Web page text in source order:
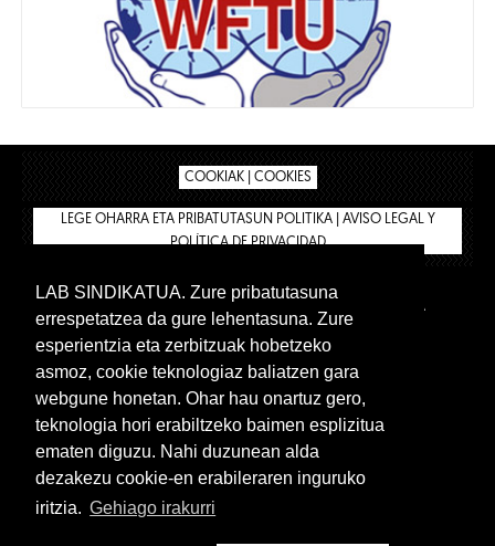
COOKIAK | COOKIES
LEGE OHARRA ETA PRIBATUTASUN POLITIKA | AVISO LEGAL Y
POLÍTICA DE PRIVACIDAD
BIZILAN.EUS
TIENDA
INTRANET 🔑
Euskera Castellano
LAB SINDIKATUA. Zure pribatutasuna
errespetatzea da gure lehentasuna. Zure
esperientzia eta zerbitzuak hobetzeko
asmoz, cookie teknologiaz baliatzen gara
webgune honetan. Ohar hau onartuz gero,
teknologia hori erabiltzeko baimen esplizitua
ematen diguzu. Nahi duzunean alda
dezakezu cookie-en erabileraren inguruko
iritzia. Gehiago irakurri